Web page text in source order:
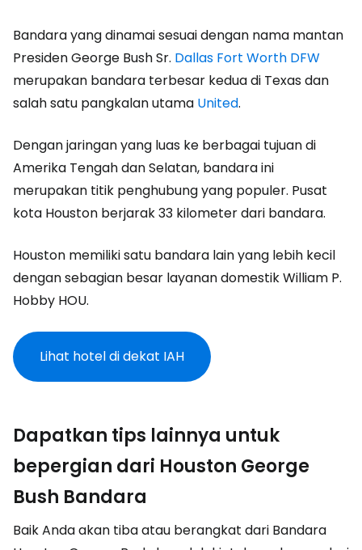
Bandara yang dinamai sesuai dengan nama mantan
Presiden George Bush Sr. Dallas Fort Worth DFW
merupakan bandara terbesar kedua di Texas dan
salah satu pangkalan utama United.
Dengan jaringan yang luas ke berbagai tujuan di
Amerika Tengah dan Selatan, bandara ini
merupakan titik penghubung yang populer. Pusat
kota Houston berjarak 33 kilometer dari bandara.
Houston memiliki satu bandara lain yang lebih kecil
dengan sebagian besar layanan domestikWilliam P.
Hobby HOU.
Lihat hotel di dekat IAH
Dapatkan tips lainnya untuk
bepergian dari Houston George
Bush Bandara
Baik Anda akan tiba atau berangkat dari Bandara